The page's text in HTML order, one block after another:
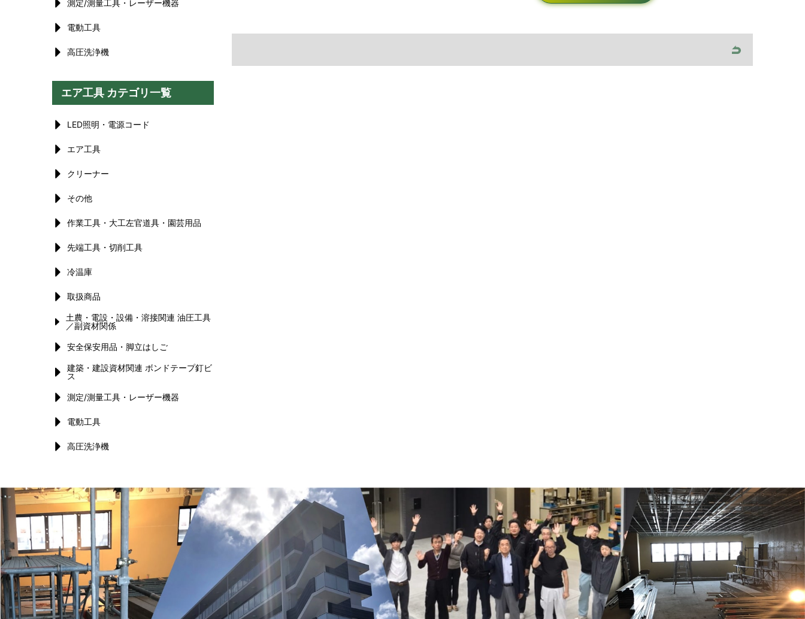
測定/測量工具・レーザー機器
電動工具
高圧洗浄機
エア工具 カテゴリ一覧
LED照明・電源コード
エア工具
クリーナー
その他
作業工具・大工左官道具・園芸用品
先端工具・切削工具
冷温庫
取扱商品
土農・電設・設備・溶接関連 油圧工具
／副資材関係
安全保安用品・脚立はしご
建築・建設資材関連 ボンドテープ釘ビ
ス
測定/測量工具・レーザー機器
電動工具
高圧洗浄機